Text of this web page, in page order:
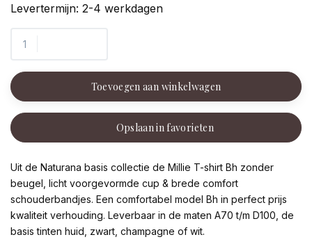
Levertermijn: 2-4 werkdagen
Toevoegen aan winkelwagen
Opslaan in favorieten
Uit de Naturana basis collectie de Millie T-shirt Bh zonder
beugel, licht voorgevormde cup & brede comfort
schouderbandjes. Een comfortabel model Bh in perfect prijs
kwaliteit verhouding. Leverbaar in de maten A70 t/m D100, de
basis tinten huid, zwart, champagne of wit.